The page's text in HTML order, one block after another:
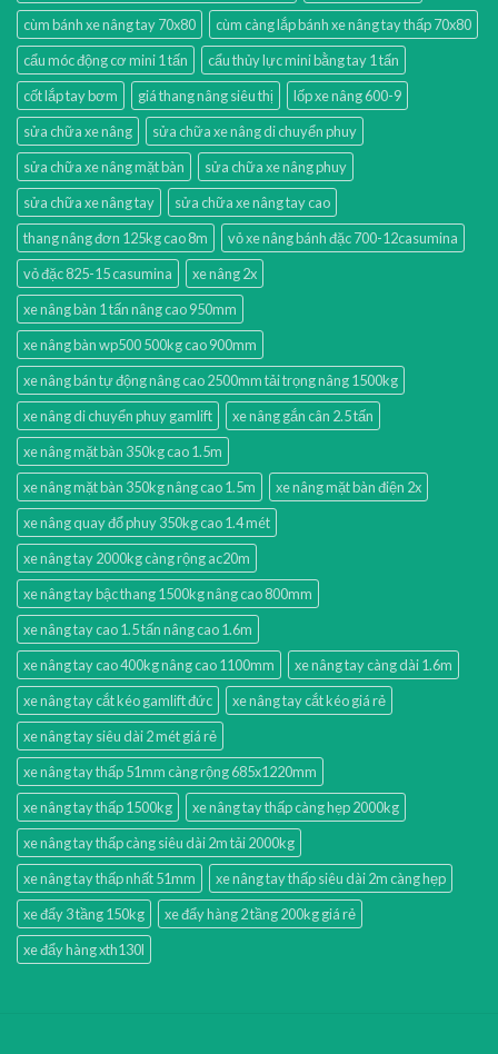
cùm bánh xe nâng tay 70x80
cùm càng lắp bánh xe nâng tay thấp 70x80
cẩu móc động cơ mini 1 tấn
cẩu thủy lực mini bằng tay 1 tấn
cốt lắp tay bơm
giá thang nâng siêu thị
lốp xe nâng 600-9
sửa chữa xe nâng
sửa chữa xe nâng di chuyển phuy
sửa chữa xe nâng mặt bàn
sửa chữa xe nâng phuy
sửa chữa xe nâng tay
sửa chữa xe nâng tay cao
thang nâng đơn 125kg cao 8m
vỏ xe nâng bánh đặc 700-12casumina
vỏ đặc 825-15 casumina
xe nâng 2x
xe nâng bàn 1 tấn nâng cao 950mm
xe nâng bàn wp500 500kg cao 900mm
xe nâng bán tự động nâng cao 2500mm tải trọng nâng 1500kg
xe nâng di chuyển phuy gamlift
xe nâng gắn cân 2.5 tấn
xe nâng mặt bàn 350kg cao 1.5m
xe nâng mặt bàn 350kg nâng cao 1.5m
xe nâng mặt bàn điện 2x
xe nâng quay đổ phuy 350kg cao 1.4 mét
xe nâng tay 2000kg càng rộng ac20m
xe nâng tay bậc thang 1500kg nâng cao 800mm
xe nâng tay cao 1.5 tấn nâng cao 1.6m
xe nâng tay cao 400kg nâng cao 1100mm
xe nâng tay càng dài 1.6m
xe nâng tay cắt kéo gamlift đức
xe nâng tay cắt kéo giá rẻ
xe nâng tay siêu dài 2 mét giá rẻ
xe nâng tay thấp 51mm càng rộng 685x1220mm
xe nâng tay thấp 1500kg
xe nâng tay thấp càng hẹp 2000kg
xe nâng tay thấp càng siêu dài 2m tải 2000kg
xe nâng tay thấp nhất 51mm
xe nâng tay thấp siêu dài 2m càng hẹp
xe đẩy 3 tầng 150kg
xe đẩy hàng 2 tầng 200kg giá rẻ
xe đẩy hàng xth130l